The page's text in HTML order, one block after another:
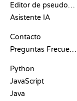
Editor de pseudocódigo
Asistente IA
Contacto
Preguntas Frecuentes
Python
JavaScript
Java